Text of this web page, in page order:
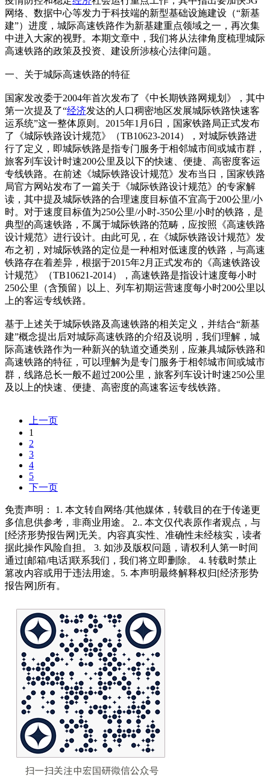
网络、数据中心等发力于科技端的新型基础设施建设（“新基
建”）进度，城际高速铁路作为新基建重点领域之一，再次集
中进入大家的视野。本期文章中，我们将从法律角度梳理城际
高速铁路的政策及投资、建设所涉核心法律问题。
一、关于城际高速铁路的特征
国家发改委于2004年首次发布了《中长期铁路网规划》，其中
第一次提及了“经济发达的人口稠密地区发展城际铁路快速客
运系统”这一整体原则。2015年1月6日，国家铁路局正式发布
了《城际铁路设计规范》（TB10623-2014），对城际铁路进
行了定义，即城际铁路是指专门服务于相邻城市间或城市群，
旅客列车设计时速200公里及以下的快速、便捷、高密度客运
专线铁路。在前述《城际铁路设计规范》发布当日，国家铁路
局官方网站发布了一篇关于《城际铁路设计规范》的专家解
读，其中提及城际铁路的合理速度目标值不宜高于200公里/小
时。对于速度目标值为250公里/小时-350公里/小时的铁路，是
典型的高速铁路，不属于城际铁路的范畴，应按照《高速铁路
设计规范》进行设计。由此可见，在《城际铁路设计规范》发
布之初，对城际铁路的定位是一种相对低速度的铁路，与高速
铁路存在着差异，根据于2015年2月正式发布的《高速铁路设
计规范》（TB10621-2014），高速铁路是指设计速度每小时
250公里（含预留）以上、列车初期运营速度每小时200公里以
上的客运专线铁路。
基于上述关于城际铁路及高速铁路的相关定义，并结合“新基
建”概念提出后对城际高速铁路的介绍及说明，我们理解，城
际高速铁路作为一种新兴的轨道交通类别，应兼具城际铁路和
高速铁路的特征，可以理解为是专门服务于相邻城市间或城市
群，线路总长一般不超过200公里，旅客列车设计时速250公里
及以上的快速、便捷、高密度的高速客运专线铁路。
上一页
1
2
3
4
5
下一页
免责声明： 1. 本文转自网络/其他媒体，转载目的在于传递更
多信息供参考，非商业用途。 2.. 本文仅代表原作者观点，与
[经济形势报告网]无关。内容真实性、准确性未经核实，读者
据此操作风险自担。 3. 如涉及版权问题，请权利人第一时间
通过[邮箱/电话]联系我们，我们将立即删除。 4. 转载时禁止
篡改内容或用于违法用途。5. 本声明最终解释权归[经济形势
报告网]所有。